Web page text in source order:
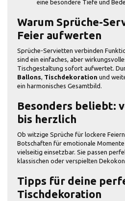
eine besondere Tiefe und
Warum Sprüche-
Feier aufwerten
Sprüche-Servietten verbinden
sind ein einfaches, aber
Tischgestaltung sofort aufwertet.
Ballons, Tischdekoration und
ein harmonisches Gesamtbild.
Besonders beliebt:
bis herzlich
Ob witzige Sprüche für lockere
Botschaften für emotionale
vielseitig einsetzbar. Sie passen
klassischen oder verspielten
Tipps für deine
Tischdekoration